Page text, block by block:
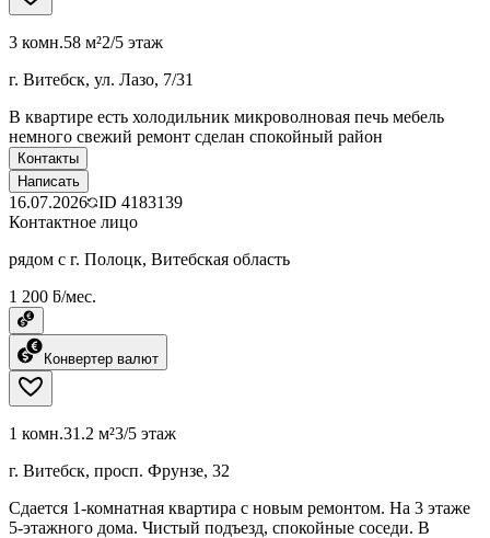
3 комн.58 м²2/5 этаж
г. Витебск, ул. Лазо, 7/31
В квартире есть холодильник микроволновая печь мебель
немного свежий ремонт сделан спокойный район
Контакты
Написать
16.07.2026 ID 4183139
Контактное лицо
рядом с г. Полоцк, Витебская область
1 200 ƃ/мес.
Конвертер валют
1 комн.31.2 м²3/5 этаж
г. Витебск, просп. Фрунзе, 32
Сдается 1-комнатная квартира с новым ремонтом. На 3 этаже
5-этажного дома. Чистый подъезд, спокойные соседи. В